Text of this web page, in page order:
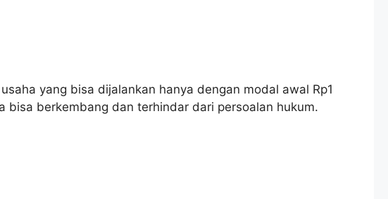
yang bisa dijalankan hanya dengan modal awal Rp1
berkembang dan terhindar dari persoalan hukum.